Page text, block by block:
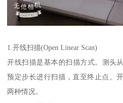
1.开线扫描(Open Linear Scan)
开线扫描是基本的扫描方式。测头
预定步长进行扫描，直至终止点。
两种情况。